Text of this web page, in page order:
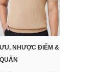
NHƯỢC ĐIỂM &